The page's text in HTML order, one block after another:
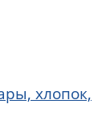
хлопок,